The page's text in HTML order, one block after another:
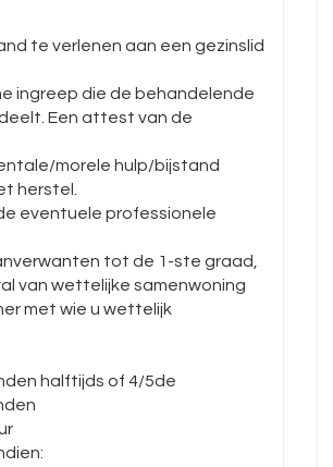
te verlenen aan een gezinslid
ingreep die de behandelende
Een attest van de
morele hulp/bijstand
herstel.
eventuele professionele
tot de 1-ste graad,
van wettelijke samenwoning
met wie u wettelijk
halftijds of 4/5de